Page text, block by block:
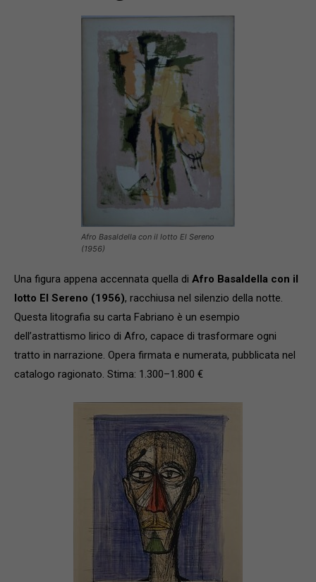
Afro Basaldella con il lotto El Sereno
(1956)
Una figura appena accennata quella di Afro Basaldella con il
lotto El Sereno (1956), racchiusa nel silenzio della notte.
Questa litografia su carta Fabriano è un esempio
dell’astrattismo lirico di Afro, capace di trasformare ogni
tratto in narrazione. Opera firmata e numerata, pubblicata nel
catalogo ragionato. Stima: 1.300–1.800 €